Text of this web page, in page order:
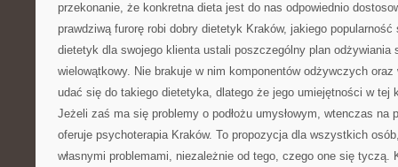
przekonanie, że konkretna dieta jest do nas odpowiednio
prawdziwą furorę robi dobry dietetyk Kraków, jakiego
dietetyk dla swojego klienta ustali poszczególny plan odżywiania
wielowątkowy. Nie brakuje w nim komponentów odżywczych oraz
udać się do takiego dietetyka, dlatego że jego umiejętności w tej
Jeżeli zaś ma się problemy o podłożu umysłowym, wtenczas na
oferuje psychoterapia Kraków. To propozycja dla wszystkich
własnymi problemami, niezależnie od tego, czego one się tyczą.